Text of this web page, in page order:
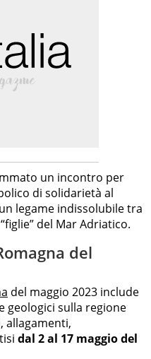
un incontro per
di solidarietà al
legame indissolubile tra
del Mar Adriatico.
del
del maggio 2023 include
geologici sulla regione
allagamenti,
dal 2 al 17 maggio del